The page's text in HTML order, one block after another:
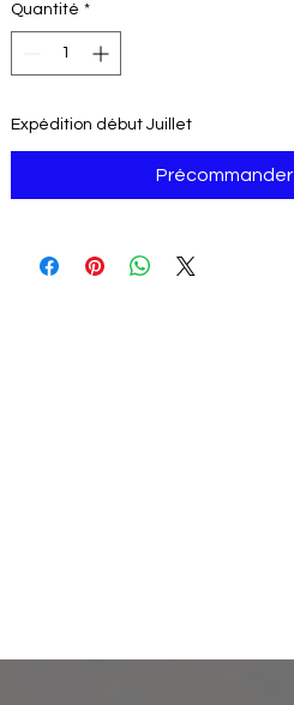
Quantité *
Expédition début Juillet
Précommander